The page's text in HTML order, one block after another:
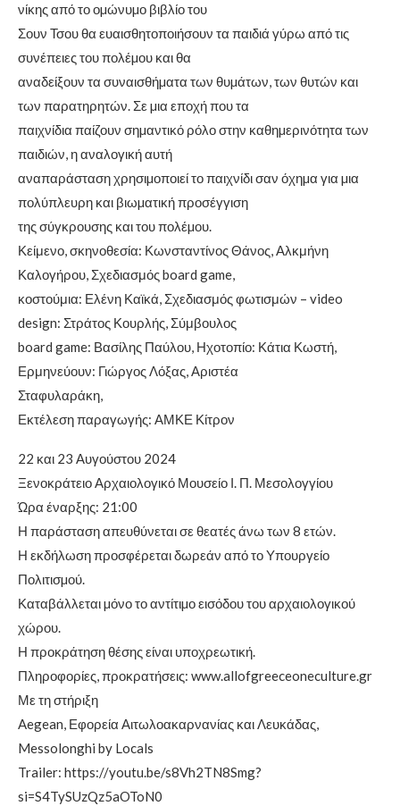
νίκης από το οµώνυµο βιβλίο του
Σουν Τσου θα ευαισθητοποιήσουν τα παιδιά γύρω από τις
συνέπειες του πολέµου και θα
αναδείξουν τα συναισθήµατα των θυµάτων, των θυτών και
των παρατηρητών. Σε µια εποχή που τα
παιχνίδια παίζουν σηµαντικό ρόλο στην καθηµερινότητα των
παιδιών, η αναλογική αυτή
αναπαράσταση χρησιµοποιεί το παιχνίδι σαν όχηµα για µια
πολύπλευρη και βιωµατική προσέγγιση
της σύγκρουσης και του πολέµου.
Κείμενο, σκηνοθεσία: Κωνσταντίνος Θάνος, Αλκμήνη
Καλογήρου, Σχεδιασμός board game,
κοστούμια: Ελένη Καϊκά, Σχεδιασμός φωτισμών – video
design: Στράτος Κουρλής, Σύμβουλος
board game: Βασίλης Παύλου, Ηχοτοπίο: Κάτια Κωστή,
Ερμηνεύουν: Γιώργος Λόξας, Αριστέα
Σταφυλαράκη,
Εκτέλεση παραγωγής: ΑΜΚΕ Κίτρον
22 και 23 Αυγούστου 2024
Ξενοκράτειο Αρχαιολογικό Μουσείο Ι. Π. Μεσολογγίου
Ώρα έναρξης: 21:00
Η παράσταση απευθύνεται σε θεατές άνω των 8 ετών.
Η εκδήλωση προσφέρεται δωρεάν από το Υπουργείο
Πολιτισµού.
Καταβάλλεται µόνο το αντίτιµο εισόδου του αρχαιολογικού
χώρου.
Η προκράτηση θέσης είναι υποχρεωτική.
Πληροφορίες, προκρατήσεις: www.allofgreeceoneculture.gr
Με τη στήριξη
Aegean, Εφορεία Αιτωλοακαρνανίας και Λευκάδας,
Messolonghi by Locals
Trailer: https://youtu.be/s8Vh2TN8Smg?
si=S4TySUzQz5aOToN0